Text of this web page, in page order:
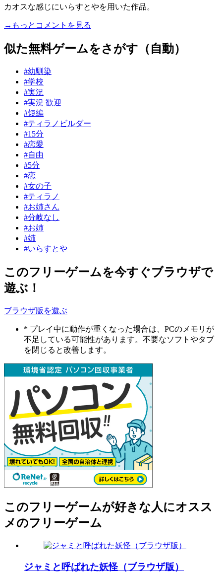
カオスな感じにいらすとやを用いた作品。
→もっとコメントを見る
似た無料ゲームをさがす（自動）
#幼馴染
#学校
#実況
#実況 歓迎
#短編
#ティラノビルダー
#15分
#恋愛
#自由
#5分
#恋
#女の子
#ティラノ
#お姉さん
#分岐なし
#お姉
#姉
#いらすとや
このフリーゲームを今すぐブラウザで
遊ぶ！
ブラウザ版を遊ぶ
* プレイ中に動作が重くなった場合は、PCのメモリが
不足している可能性があります。不要なソフトやタブ
を閉じると改善します。
このフリーゲームが好きな人にオスス
メのフリーゲーム
ジャミと呼ばれた妖怪（ブラウザ版）